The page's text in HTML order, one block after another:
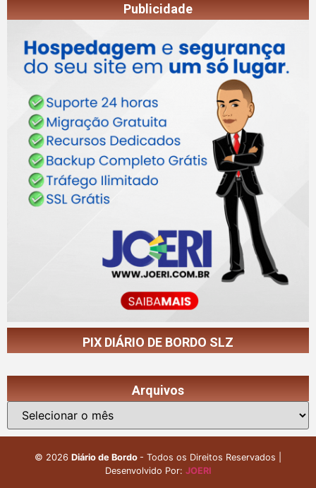
Publicidade
PIX DIÁRIO DE BORDO SLZ
Arquivos
© 2026 Diário de Bordo - Todos os Direitos Reservados |
Desenvolvido Por: JOERI